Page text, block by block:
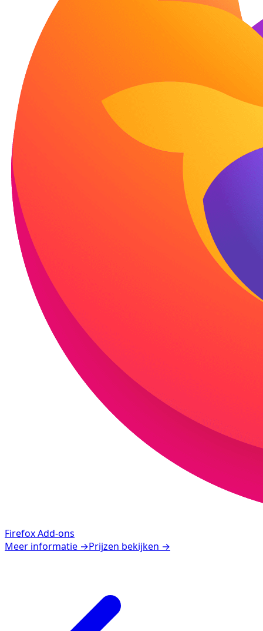
Firefox Add-ons
Meer informatie →Prijzen bekijken →